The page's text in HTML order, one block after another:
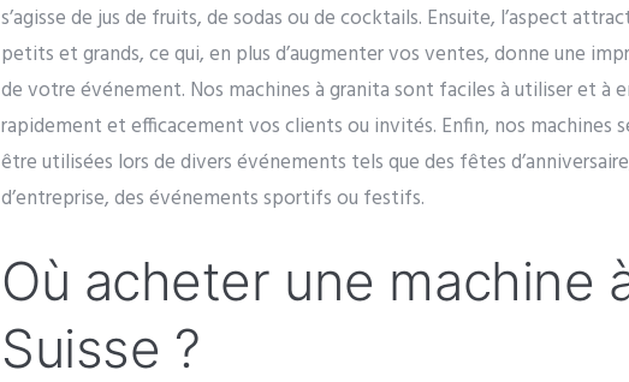
s’agisse de jus de fruits, de sodas ou de cocktails. Ensuite, l’aspect
petits et grands, ce qui, en plus d’augmenter vos ventes, donne une
de votre événement. Nos machines à granita sont faciles à utiliser et à
rapidement et efficacement vos clients ou invités. Enfin, nos
être utilisées lors de divers événements tels que des fêtes
d’entreprise, des événements sportifs ou festifs.
Où acheter une machine
Suisse ?